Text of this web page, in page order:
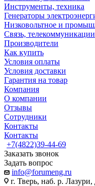
Инструменты, техника
Генераторы
Низковольтное и
Связь, телекоммуникации
Производители
Как купить
Условия оплаты
Условия доставки
Гарантия на товар
Компания
О компании
Отзывы
Сотрудники
Контакты
Контакты
+7(4822)39-44-69
Заказать звонок
Задать вопрос
info@forumeng.ru
г. Тверь, наб. р. Лазури,